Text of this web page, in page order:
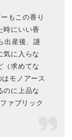
もこの香り
時にいい香
出産後、謎
気に入らな
（求めてな
モノアース
のに上品な
ァブリック